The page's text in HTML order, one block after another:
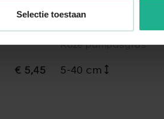
Selectie toestaan
€ 5,45
Cortaderia Rosea
Roze pampasgras
5-40 cm